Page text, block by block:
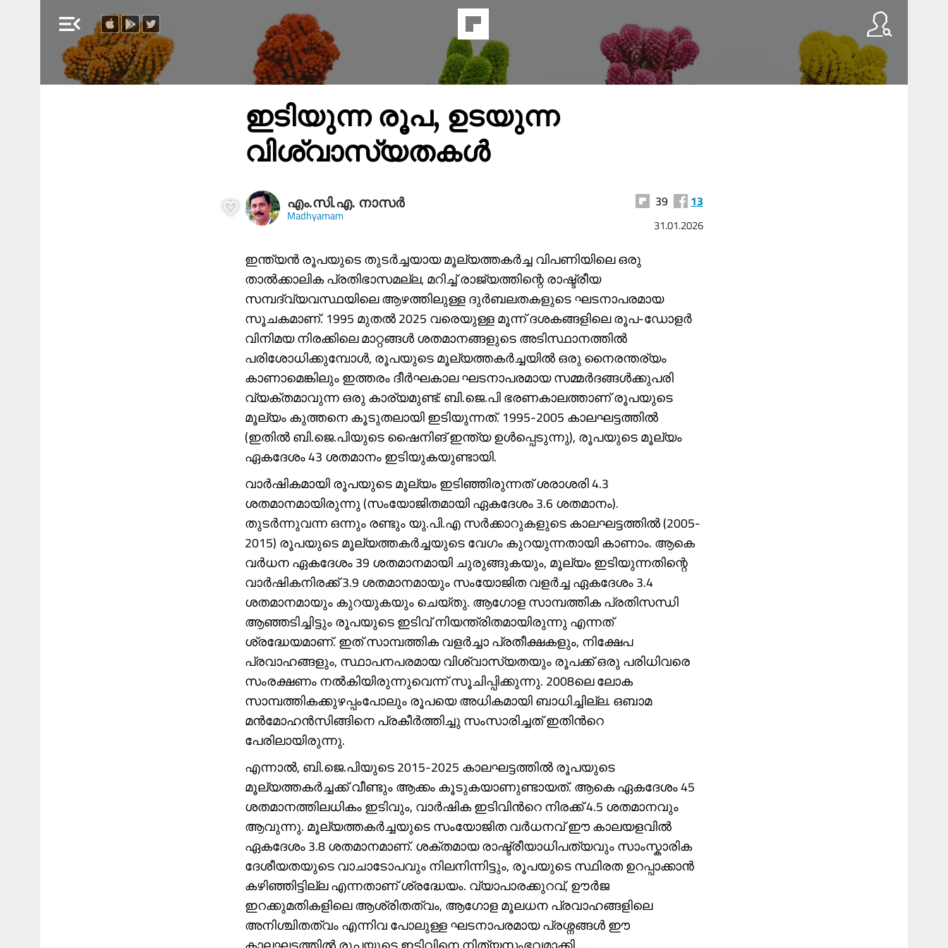
menu_open
ഇടിയുന്ന രൂപ, ഉടയുന്ന
വിശ്വാസ്യതകള്‍
എം.സി.എ. നാസര്‍
Madhyamam
39 13
31.01.2026
ഇന്ത്യൻ രൂപയുടെ തുടർച്ചയായ മൂല്യത്തകർച്ച വിപണിയിലെ ഒരു
താൽക്കാലിക പ്രതിഭാസമല്ല, മറിച്ച് രാജ്യത്തിന്റെ രാഷ്ട്രീയ
സമ്പദ്‌വ്യവസ്ഥയിലെ ആഴത്തിലുള്ള ദുർബലതകളുടെ ഘടനാപരമായ
സൂചകമാണ്. 1995 മുതൽ 2025 വരെയുള്ള മൂന്ന് ദശകങ്ങളിലെ രൂപ-ഡോളർ
വിനിമയ നിരക്കിലെ മാറ്റങ്ങൾ ശതമാനങ്ങളുടെ അടിസ്ഥാനത്തിൽ
പരിശോധിക്കുമ്പോൾ, രൂപയുടെ മൂല്യത്തകർച്ചയില്‍ ഒരു നൈരന്തര്യം
കാണാമെങ്കിലും ഇത്തരം ദീർഘകാല ഘടനാപരമായ സമ്മർദങ്ങള്‍ക്കുപരി
വ്യക്തമാവുന്ന ഒരു കാര്യമുണ്ട്: ബി.ജെ.പി ഭരണകാലത്താണ് രൂപയുടെ
മൂല്യം കുത്തനെ കൂടുതലായി ഇടിയുന്നത്. 1995-2005 കാലഘട്ടത്തിൽ
(ഇതില്‍ ബി.ജെ.പിയുടെ ഷൈനിങ് ഇന്ത്യ ഉള്‍പ്പെടുന്നു), രൂപയുടെ മൂല്യം
ഏകദേശം 43 ശതമാനം ഇടിയുകയുണ്ടായി.
വാർഷികമായി രൂപയുടെ മൂല്യം ഇടിഞ്ഞിരുന്നത് ശരാശരി 4.3
ശതമാനമായിരുന്നു (സംയോജിതമായി ഏകദേശം 3.6 ശതമാനം).
തുടര്‍ന്നുവന്ന ഒന്നും രണ്ടും യു.പി.എ സർക്കാറുകളുടെ കാലഘട്ടത്തിൽ (2005-
2015) രൂപയുടെ മൂല്യത്തകർച്ചയുടെ വേഗം കുറയുന്നതായി കാണാം. ആകെ
വർധന ഏകദേശം 39 ശതമാനമായി ചുരുങ്ങുകയും, മൂല്യം ഇടിയുന്നതിന്റെ
വാർഷികനിരക്ക് 3.9 ശതമാനമായും സംയോജിത വളർച്ച ഏകദേശം 3.4
ശതമാനമായും കുറയുകയും ചെയ്തു. ആഗോള സാമ്പത്തിക പ്രതിസന്ധി
ആഞ്ഞടിച്ചിട്ടും രൂപയുടെ ഇടിവ് നിയന്ത്രിതമായിരുന്നു എന്നത്
ശ്രദ്ധേയമാണ്. ഇത് സാമ്പത്തിക വളർച്ചാ പ്രതീക്ഷകളും, നിക്ഷേപ
പ്രവാഹങ്ങളും, സ്ഥാപനപരമായ വിശ്വാസ്യതയും രൂപക്ക് ഒരു പരിധിവരെ
സംരക്ഷണം നൽകിയിരുന്നുവെന്ന് സൂചിപ്പിക്കുന്നു. 2008ലെ ലോക
സാമ്പത്തികക്കുഴപ്പംപോലും രൂപയെ അധികമായി ബാധിച്ചില്ല. ഒബാമ
മന്‍മോഹന്‍സിങ്ങിനെ പ്രകീര്‍ത്തിച്ചു സംസാരിച്ചത് ഇതിന്‍റെ
പേരിലായിരുന്നു.
എന്നാൽ, ബി.ജെ.പിയുടെ 2015-2025 കാലഘട്ടത്തിൽ രൂപയുടെ
മൂല്യത്തകർച്ചക്ക് വീണ്ടും ആക്കം കൂടുകയാണുണ്ടായത്. ആകെ ഏകദേശം 45
ശതമാനത്തിലധികം ഇടിവും, വാർഷിക ഇടിവിന്‍റെ നിരക്ക് 4.5 ശതമാനവും
ആവുന്നു. മൂല്യത്തകർച്ചയുടെ സംയോജിത വർധനവ് ഈ കാലയളവില്‍
ഏകദേശം 3.8 ശതമാനമാണ്. ശക്തമായ രാഷ്ട്രീയാധിപത്യവും സാംസ്കാരിക
ദേശീയതയുടെ വാചാടോപവും നിലനിന്നിട്ടും, രൂപയുടെ സ്ഥിരത ഉറപ്പാക്കാൻ
കഴിഞ്ഞിട്ടില്ല എന്നതാണ് ശ്രദ്ധേയം. വ്യാപാരക്കുറവ്, ഊർജ
ഇറക്കുമതികളിലെ ആശ്രിതത്വം, ആഗോള മൂലധന പ്രവാഹങ്ങളിലെ
അനിശ്ചിതത്വം എന്നിവ പോലുള്ള ഘടനാപരമായ പ്രശ്നങ്ങൾ ഈ